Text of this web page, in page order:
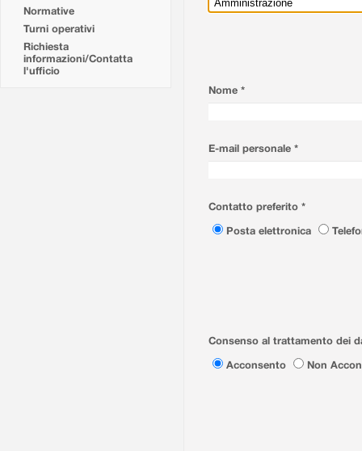
Normative
Turni operativi
Richiesta
informazioni/Contatta
l'ufficio
Nome *
E-mail personale *
Contatto preferito *
Posta elettronica
Consenso al trattamento dei
Acconsento
Non